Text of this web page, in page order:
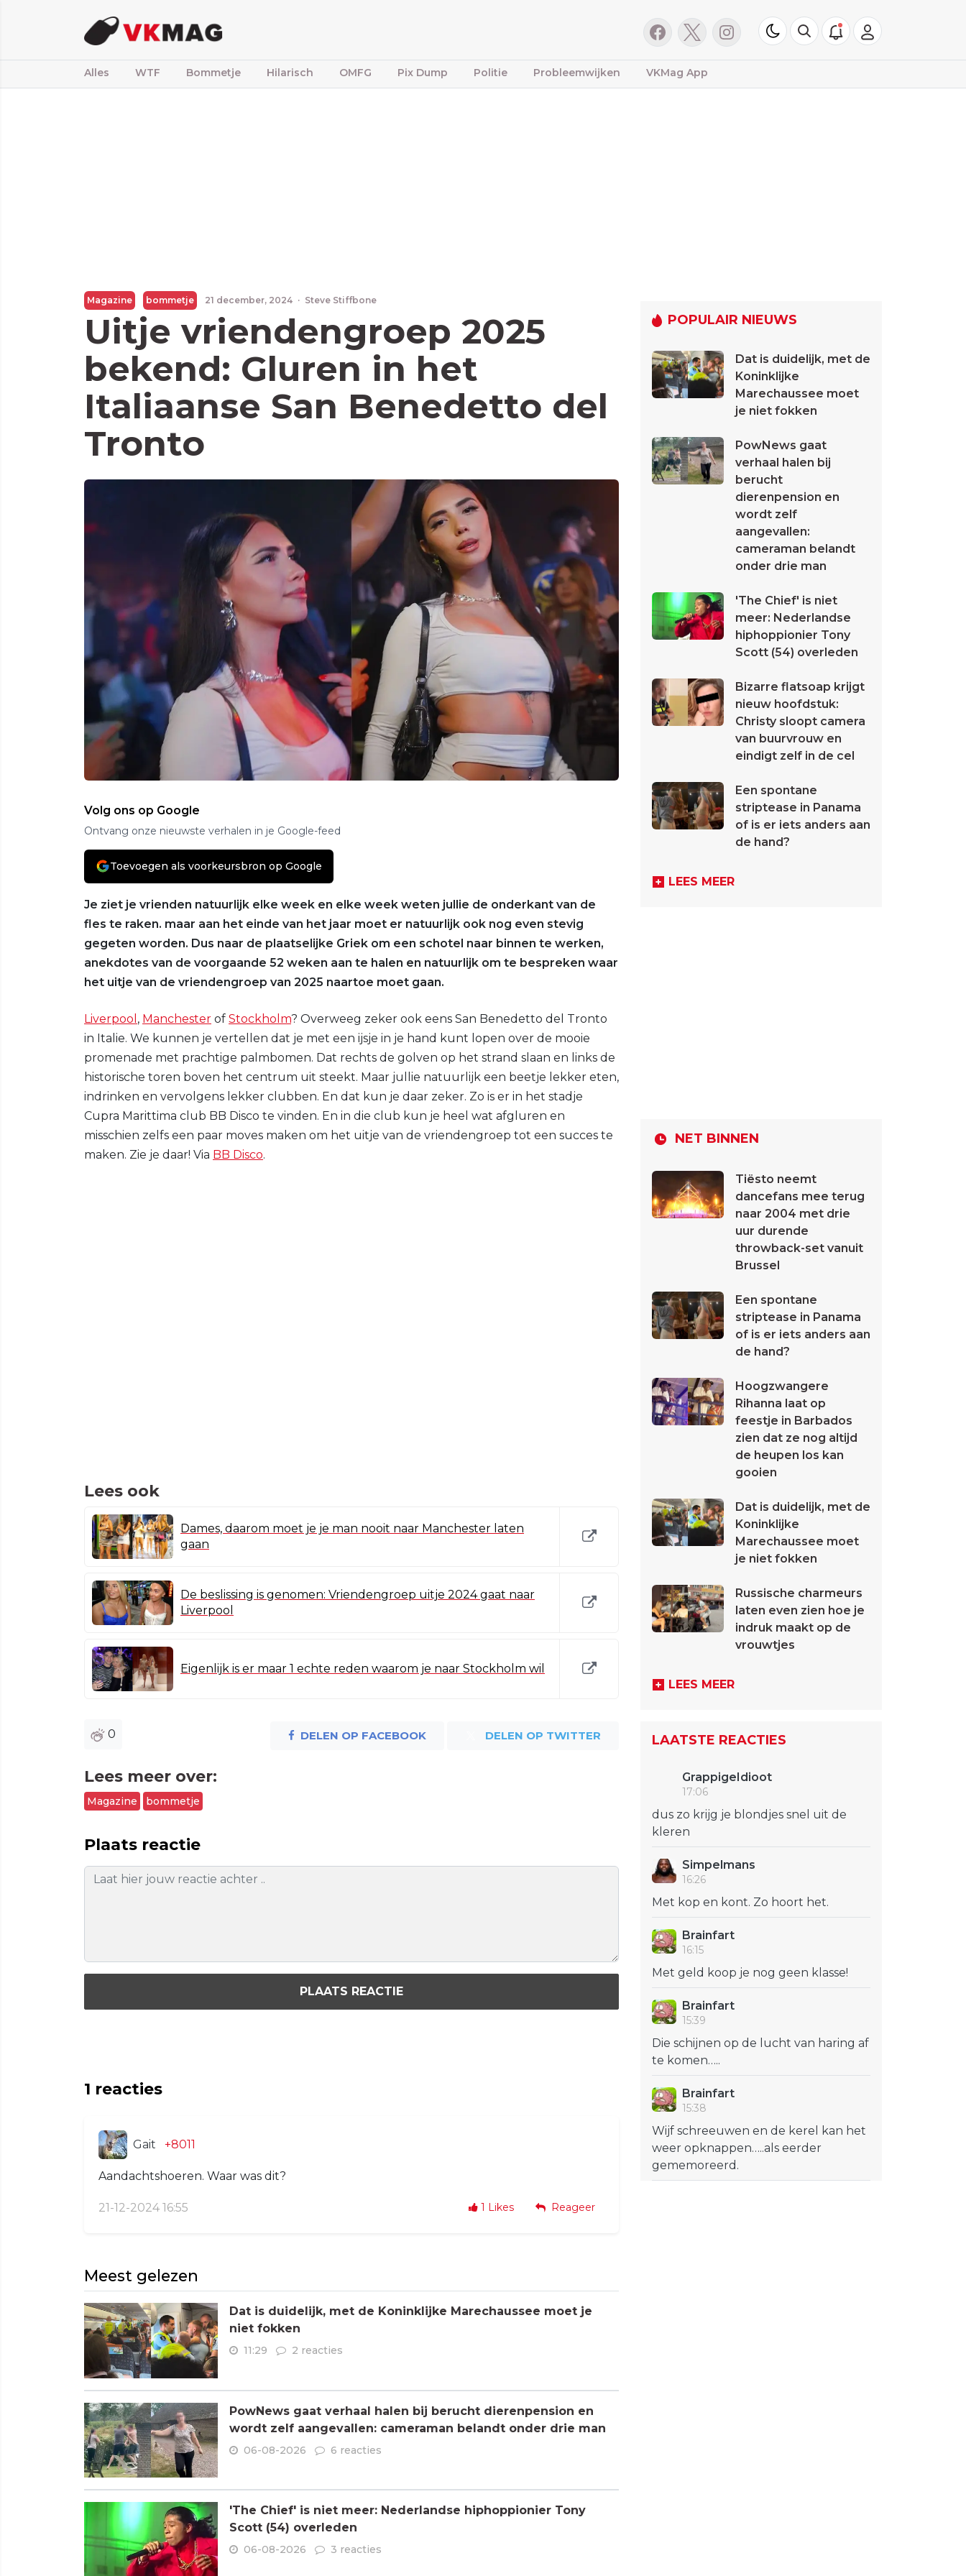
Alles WTF Bommetje Hilarisch OMFG Pix Dump Politie Probleemwijken VKMag App
Magazine bommetje 21 december, 2024 · Steve Stiffbone
Uitje vriendengroep 2025
bekend: Gluren in het
Italiaanse San Benedetto del
Tronto
Volg ons op Google
Ontvang onze nieuwste verhalen in je Google-feed
Toevoegen als voorkeursbron op Google
Je ziet je vrienden natuurlijk elke week en elke week weten jullie de onderkant van de
fles te raken. maar aan het einde van het jaar moet er natuurlijk ook nog even stevig
gegeten worden. Dus naar de plaatselijke Griek om een schotel naar binnen te werken,
anekdotes van de voorgaande 52 weken aan te halen en natuurlijk om te bespreken waar
het uitje van de vriendengroep van 2025 naartoe moet gaan.
Liverpool , Manchester of Stockholm? Overweeg zeker ook eens San Benedetto del Tronto
in Italie. We kunnen je vertellen dat je met een ijsje in je hand kunt lopen over de mooie
promenade met prachtige palmbomen. Dat rechts de golven op het strand slaan en links de
historische toren boven het centrum uit steekt. Maar jullie natuurlijk een beetje lekker eten,
indrinken en vervolgens lekker clubben. En dat kun je daar zeker. Zo is er in het stadje
Cupra Marittima club BB Disco te vinden. En in die club kun je heel wat afgluren en
misschien zelfs een paar moves maken om het uitje van de vriendengroep tot een succes te
maken. Zie je daar! Via BB Disco.
Lees ook
Dames, daarom moet je je man nooit naar Manchester laten
gaan
De beslissing is genomen: Vriendengroep uitje 2024 gaat naar
Liverpool
Eigenlijk is er maar 1 echte reden waarom je naar Stockholm wil
0 DELEN OP FACEBOOK DELEN OP TWITTER
Lees meer over:
Magazine bommetje
Plaats reactie
PLAATS REACTIE
1 reacties
Gait +8011
Aandachtshoeren. Waar was dit?
21-12-2024 16:55 1 Likes Reageer
Meest gelezen
Dat is duidelijk, met de Koninklijke Marechaussee moet je
niet fokken
11:29 2 reacties
PowNews gaat verhaal halen bij berucht dierenpension en
wordt zelf aangevallen: cameraman belandt onder drie man
06-08-2026 6 reacties
'The Chief' is niet meer: Nederlandse hiphoppionier Tony
Scott (54) overleden
06-08-2026 3 reacties
POPULAIR NIEUWS
Dat is duidelijk, met de
Koninklijke
Marechaussee moet
je niet fokken
PowNews gaat
verhaal halen bij
berucht
dierenpension en
wordt zelf
aangevallen:
cameraman belandt
onder drie man
'The Chief' is niet
meer: Nederlandse
hiphoppionier Tony
Scott (54) overleden
Bizarre flatsoap krijgt
nieuw hoofdstuk:
Christy sloopt camera
van buurvrouw en
eindigt zelf in de cel
Een spontane
striptease in Panama
of is er iets anders aan
de hand?
LEES MEER
NET BINNEN
Tiësto neemt
dancefans mee terug
naar 2004 met drie
uur durende
throwback-set vanuit
Brussel
Een spontane
striptease in Panama
of is er iets anders aan
de hand?
Hoogzwangere
Rihanna laat op
feestje in Barbados
zien dat ze nog altijd
de heupen los kan
gooien
Dat is duidelijk, met de
Koninklijke
Marechaussee moet
je niet fokken
Russische charmeurs
laten even zien hoe je
indruk maakt op de
vrouwtjes
LEES MEER
LAATSTE REACTIES
GrappigeIdioot
17:06
dus zo krijg je blondjes snel uit de
kleren
Simpelmans
16:26
Met kop en kont. Zo hoort het.
Brainfart
16:15
Met geld koop je nog geen klasse!
Brainfart
15:39
Die schijnen op de lucht van haring af
te komen…..
Brainfart
15:38
Wijf schreeuwen en de kerel kan het
weer opknappen…..als eerder
gememoreerd.